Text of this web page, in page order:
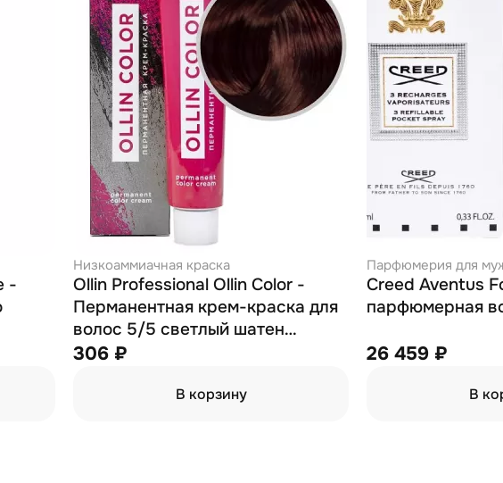
-
Низкоаммиачная краска
Ollin Professional Ollin Color -
Перманентная крем-краска для
волос 5/5 светлый шатен
махагоновый 60 мл
306 ₽
В корзину
Парфюмерия для
Creed Aventus
парфюмерная
26 459 ₽
В